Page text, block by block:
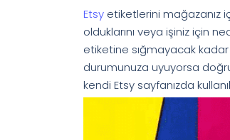
Etsy etiketlerini mağazanız
olduklarını veya işiniz için
etiketine sığmayacak
durumunuza uyuyorsa
kendi Etsy sayfanızda